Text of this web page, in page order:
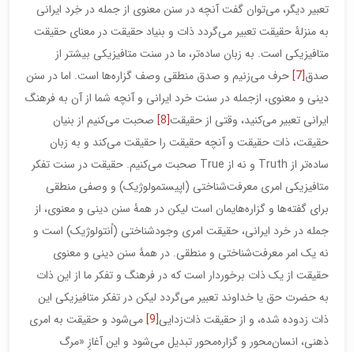
تعبیر دیگر، می‌توان گفت آنچه در سنن معنوی از جمله در خِرد ایرانی
به منزلۀ حقیقت تعبیر می‌گردد ذات و بنیاد حقیقت در معنای حقیقت
متافیزیکی است. به زبان ساده‌تر، ما در سنت متافیزیکی بیشتر از
صدق[7]
حرف می‌زنیم و صدق منطقی وصف گزاره‌ها است. اما در سنن
دینی و معنوی، ازجمله در سنت خرد ایرانی و آنچه شما از آن به فرهنگ
ایرانی تعبیر ‌می‌کنید، وقتی از حقیقت[8]
صحبت می‌کنیم از بنیان
حقیقت، ذات حقیقت و آنچه حقیقت را حقیقت می‌کند و به زبان
ساده‌تر از Truth و نه از True صحبت می‌کنیم. حقیقت در سنت تفکر
متافیزیکی امری معرفت‌شناختی (اپیستمولوژیک) و وصفی منطقی
برای گفته‌ها و گزاره‌هایمان است لیکن در همۀ سنن دینی و معنوی، از
جمله در خرد ایرانی، حقیقت امری وجودشناختی (اُنتولوژیک) است و
نه یک امر معرفت‌شناختی و منطقی. در همۀ سنن دینی و معنوی
حقیقت از یک ذات برخوردار است که در فرهنگ و تفکر ما از این ذات
به حضرت حق یا خداوند تعبیر می‌گردد لیکن در تفکر متافیزیکی این
ذات زدوده شده، و از حقیقت ذات‌زدایی[9]
می‌شود و حقیقت به امری
ذهنی، انسان‌محور و گزاره‌محور تبدیل می‌شود و این آغازِ «مرگ